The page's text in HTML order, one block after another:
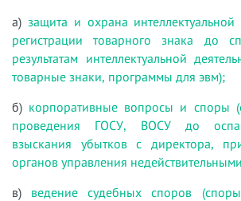
а) защита и охрана интеллектуальной
регистрации товарного знака до
результатам интеллектуальной
товарные знаки, программы для эвм);
б) корпоративные вопросы и споры
проведения ГОСУ, ВОСУ до
взыскания убытков с директора,
органов управления
в) ведение судебных споров